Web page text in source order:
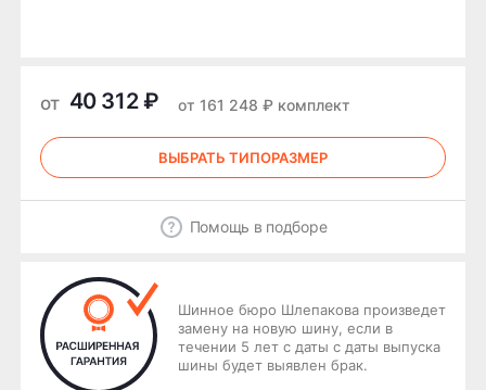
от 40 312 ₽ от 161 248 ₽ комплект
ВЫБРАТЬ ТИПОРАЗМЕР
Помощь в подборе
Шинное бюро Шлепакова произведет
замену на новую шину, если в
течении 5 лет с даты с даты выпуска
шины будет выявлен брак.